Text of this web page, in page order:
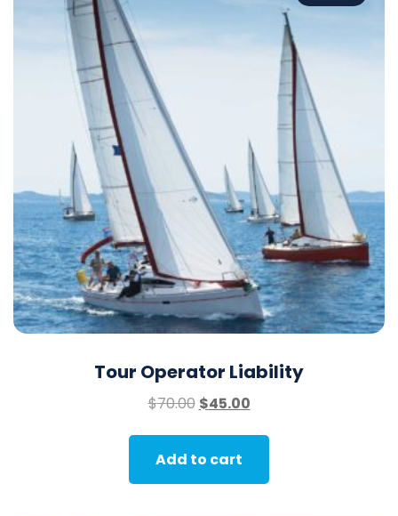
Tour Operator Liability
$70.00 $45.00
Add to cart